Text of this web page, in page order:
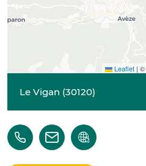
Leaflet | ©
Le Vigan (30120)